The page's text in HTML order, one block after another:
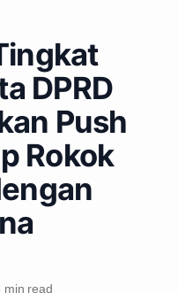
DPRD
Push
Rokok
read